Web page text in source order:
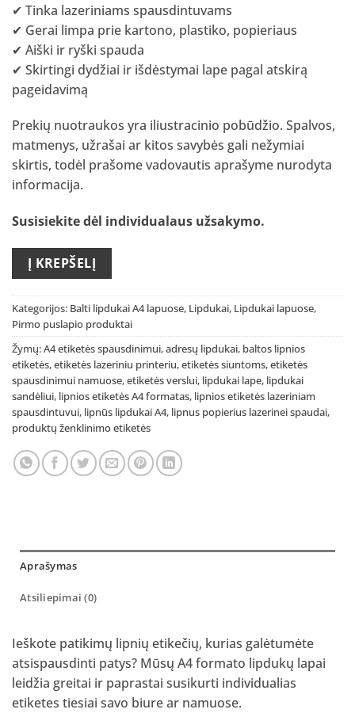
✔ Tinka lazeriniams spausdintuvams
✔ Gerai limpa prie kartono, plastiko, popieriaus
✔ Aiški ir ryški spauda
✔ Skirtingi dydžiai ir išdėstymai lape pagal atskirą
pageidavimą
Prekių nuotraukos yra iliustracinio pobūdžio. Spalvos,
matmenys, užrašai ar kitos savybės gali nežymiai
skirtis, todėl prašome vadovautis aprašyme nurodyta
informacija.
Susisiekite dėl individualaus užsakymo.
Į KREPŠELĮ
Kategorijos: Balti lipdukai A4 lapuose, Lipdukai, Lipdukai lapuose,
Pirmo puslapio produktai
Žymų:A4 etiketės spausdinimui,adresų lipdukai, baltos lipnios
etiketės,etiketės lazeriniu printeriu,etiketės siuntoms,etiketės
spausdinimui namuose,etiketės verslui, lipdukai lape, lipdukai
sandėliui, lipnios etiketės A4 formatas, lipnios etiketės lazeriniam
spausdintuvui, lipnūs lipdukai A4, lipnus popierius lazerinei spaudai,
produktų ženklinimo etiketės
Aprašymas
Atsiliepimai (0)
Ieškote patikimų lipnių etikečių, kurias galėtumėte
atsispausdinti patys? Mūsų A4 formato lipdukų lapai
leidžia greitai ir paprastai susikurti individualias
etiketes tiesiai savo biure ar namuose.